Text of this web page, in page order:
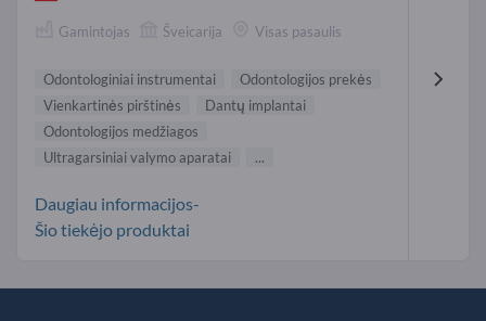
Gamintojas Šveicarija Visas pasaulis
Odontologiniai instrumentai
Odontologijos prekės
Vienkartinės pirštinės
Dantų implantai
Odontologijos medžiagos
Ultragarsiniai valymo aparatai
...
Daugiau informacijos-
Šio tiekėjo produktai